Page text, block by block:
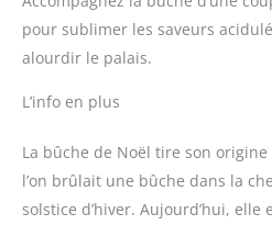
pour sublimer les saveurs
alourdir le palais.
L’info en plus
La bûche de Noël tire son
l’on brûlait une bûche dans la
solstice d’hiver. Aujourd’hui, elle